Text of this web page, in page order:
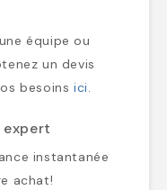
équipe ou
un devis
besoinsici.
instantanée
achat!